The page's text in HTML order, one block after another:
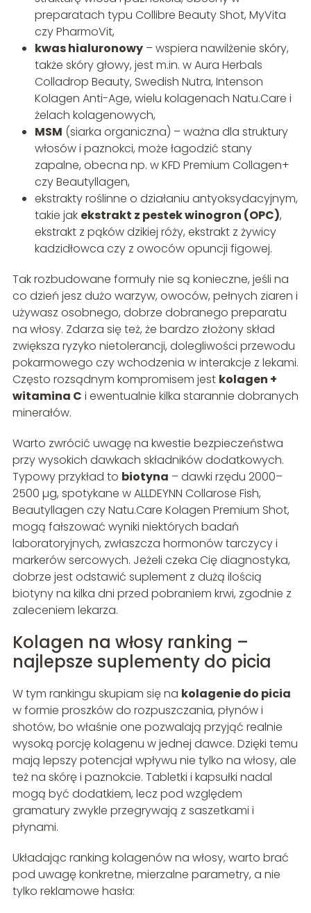
preparatach typu Collibre Beauty Shot, MyVita
czy PharmoVit,
kwas hialuronowy– wspiera nawilżenie skóry,
także skóry głowy, jest m.in. w Aura Herbals
Colladrop Beauty, Swedish Nutra, Intenson
Kolagen Anti-Age, wielu kolagenach Natu.Care i
żelach kolagenowych,
MSM (siarka organiczna) – ważna dla struktury
włosów i paznokci, może łagodzić stany
zapalne, obecna np. w KFD Premium Collagen+
czy Beautyllagen,
ekstrakty roślinne o działaniu antyoksydacyjnym,
takie jak ekstrakt z pestek winogron (OPC),
ekstrakt z pąków dzikiej róży, ekstrakt z żywicy
kadzidłowca czy z owoców opuncji figowej.
Tak rozbudowane formuły nie są konieczne, jeśli na
co dzień jesz dużo warzyw, owoców, pełnych ziaren i
używasz osobnego, dobrze dobranego preparatu
na włosy. Zdarza się też, że bardzo złożony skład
zwiększa ryzyko nietolerancji, dolegliwości przewodu
pokarmowego czy wchodzenia w interakcje z lekami.
Często rozsądnym kompromisem jest kolagen +
witamina C i ewentualnie kilka starannie dobranych
minerałów.
Warto zwrócić uwagę na kwestie bezpieczeństwa
przy wysokich dawkach składników dodatkowych.
Typowy przykład to biotyna – dawki rzędu 2000–
2500 µg, spotykane w ALLDEYNN Collarose Fish,
Beautyllagen czy Natu.Care Kolagen Premium Shot,
mogą fałszować wyniki niektórych badań
laboratoryjnych, zwłaszcza hormonów tarczycy i
markerów sercowych. Jeżeli czeka Cię diagnostyka,
dobrze jest odstawić suplement z dużą ilością
biotyny na kilka dni przed pobraniem krwi, zgodnie z
zaleceniem lekarza.
Kolagen na włosy ranking –
najlepsze suplementy do picia
W tym rankingu skupiam się na kolagenie do picia
w formie proszków do rozpuszczania, płynów i
shotów, bo właśnie one pozwalają przyjąć realnie
wysoką porcję kolagenu w jednej dawce. Dzięki temu
mają lepszy potencjał wpływu nie tylko na włosy, ale
też na skórę i paznokcie. Tabletki i kapsułki nadal
mogą być dodatkiem, lecz pod względem
gramatury zwykle przegrywają z saszetkami i
płynami.
Układając ranking kolagenów na włosy, warto brać
pod uwagę konkretne, mierzalne parametry, a nie
tylko reklamowe hasła: